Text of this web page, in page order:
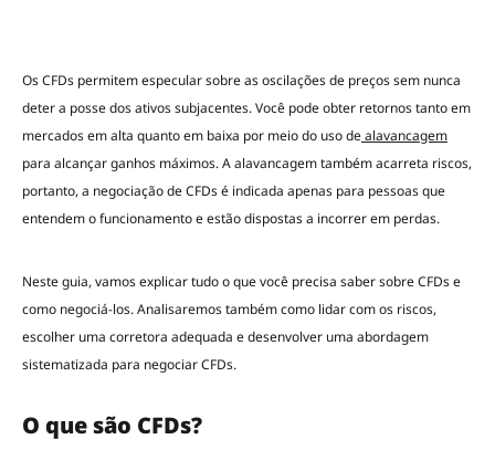
Os CFDs permitem especular sobre as oscilações de preços sem nunca
deter a posse dos ativos subjacentes. Você pode obter retornos tanto em
mercados em alta quanto em baixa por meio do uso dealavancagem
para alcançar ganhos máximos. A alavancagem também acarreta riscos,
portanto, a negociação de CFDs é indicada apenas para pessoas que
entendem o funcionamento e estão dispostas a incorrer em perdas.
Neste guia, vamos explicar tudo o que você precisa saber sobre CFDs e
como negociá-los. Analisaremos também como lidar com os riscos,
escolher uma corretora adequada e desenvolver uma abordagem
sistematizada para negociar CFDs.
O que são CFDs?